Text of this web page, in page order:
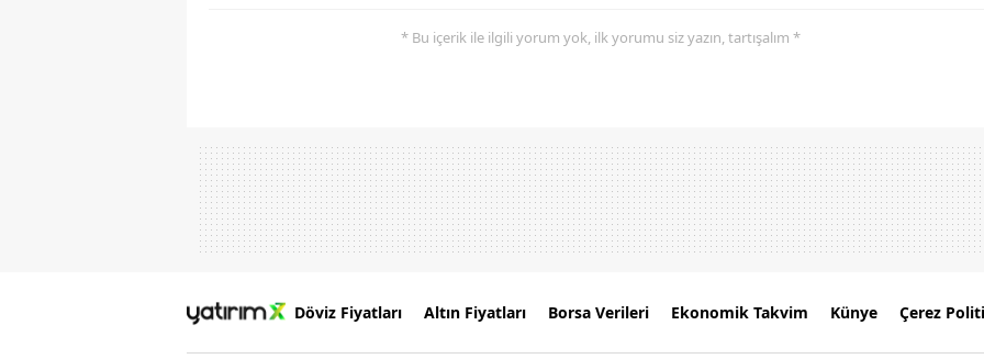
* Bu içerik ile ilgili yorum yok, ilk yorumu siz yazın, tartışalım *
Döviz Fiyatları Altın Fiyatları Borsa Verileri Ekonomik Takvim Künye Çerez